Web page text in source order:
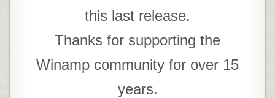
this last release.
Thanks for supporting the
Winamp community for over 15
years.